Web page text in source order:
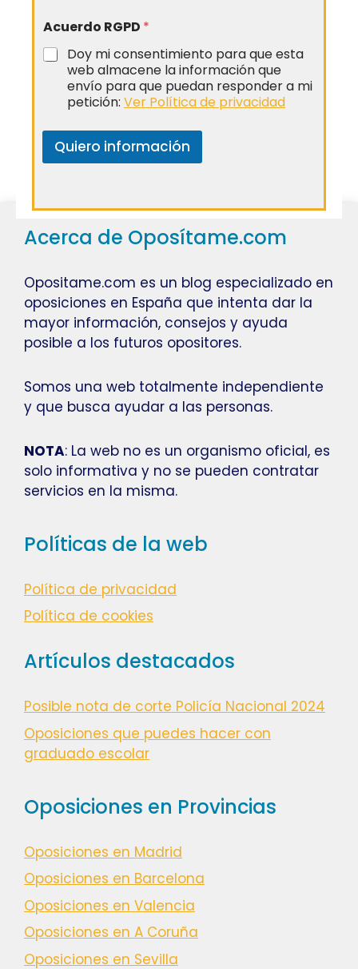
Acuerdo RGPD *
Doy mi consentimiento para que esta
web almacene la información que
envío para que puedan responder a mi
petición: Ver Política de privacidad
Quiero información
Acerca de Oposítame.com
Opositame.com es un blog especializado en
oposiciones en España que intenta dar la
mayor información, consejos y ayuda
posible a los futuros opositores.
Somos una web totalmente independiente
y que busca ayudar a las personas.
NOTA: La web no es un organismo oficial, es
solo informativa y no se pueden contratar
servicios en la misma.
Políticas de la web
Política de privacidad
Política de cookies
Artículos destacados
Posible nota de corte Policía Nacional 2024
Oposiciones que puedes hacer con
graduado escolar
Oposiciones en Provincias
Oposiciones en Madrid
Oposiciones en Barcelona
Oposiciones en Valencia
Oposiciones en A Coruña
Oposiciones en Sevilla